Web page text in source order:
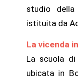
studio
istituita da
La vicenda
La scuola
ubicata in